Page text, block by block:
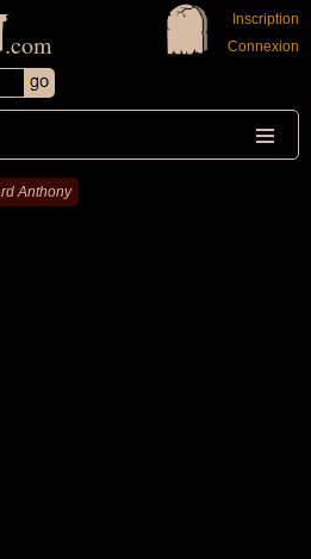
.com
Inscription
Connexion
Anthony